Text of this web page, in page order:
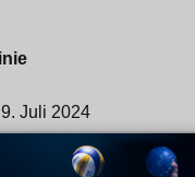
Juli 2024
beschreibt